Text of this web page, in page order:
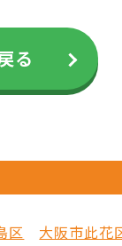
る
区 大阪市此花